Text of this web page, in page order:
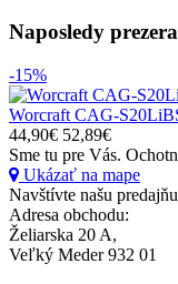
Naposledy
-15%
Worcraft CAG-
44,90€ 52,89€
Sme tu pre Vás.
Ukázať na mape
Navštívte našu predajňu
Adresa obchodu:
Želiarska 20 A,
Veľký Meder 932 01